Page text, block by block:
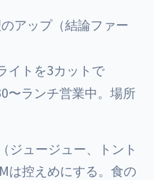
アップ（結論ファー
イトを3カットで
〜ランチ営業中。場所
ジュージュー、トント
は控えめにする。食の